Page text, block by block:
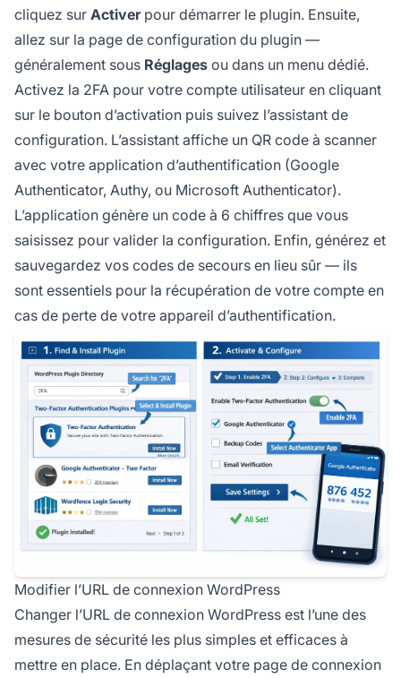
cliquez sur Activerpour démarrer le plugin. Ensuite,
allez sur la page de configuration du plugin —
généralement sous Réglages ou dans un menu dédié.
Activez la 2FA pour votre compte utilisateur en cliquant
sur le bouton d’activation puis suivez l’assistant de
configuration. L’assistant affiche un QR code à scanner
avec votre application d’authentification (Google
Authenticator, Authy, ou Microsoft Authenticator).
L’application génère un code à 6 chiffres que vous
saisissez pour valider la configuration. Enfin, générez et
sauvegardez vos codes de secours en lieu sûr — ils
sont essentiels pour la récupération de votre compte en
cas de perte de votre appareil d’authentification.
Modifier l’URL de connexion WordPress
Changer l’URL de connexion WordPress est l’une des
mesures de sécurité les plus simples et efficaces à
mettre en place. En déplaçant votre page de connexion